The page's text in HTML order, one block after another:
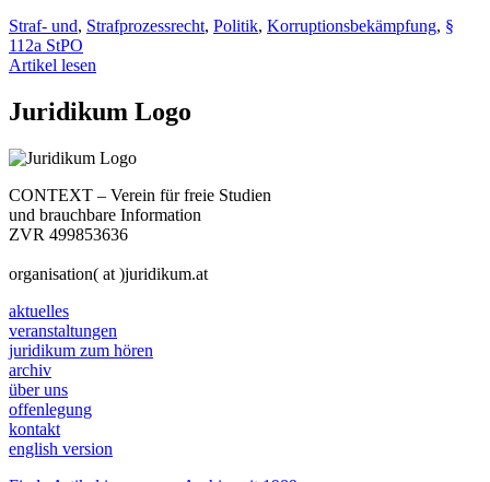
Straf- und, Strafprozessrecht, Politik, Korruptionsbekämpfung, §
112a StPO
Artikel lesen
Juridikum Logo
CONTEXT – Verein für freie Studien
und brauchbare Information
ZVR 499853636
organisation( at )juridikum.at
aktuelles
veranstaltungen
juridikum zum hören
archiv
über uns
offenlegung
kontakt
english version